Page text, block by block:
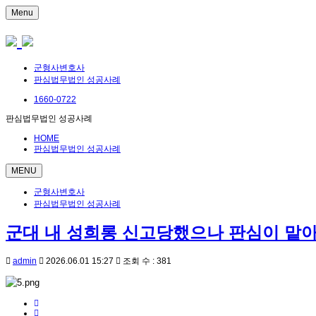
Menu
군형사변호사
판심법무법인 성공사례
1660-0722
판심법무법인 성공사례
HOME
판심법무법인 성공사례
MENU
군형사변호사
판심법무법인 성공사례
군대 내 성희롱 신고당했으나 판심이 맡
admin 2026.06.01 15:27 조회 수 : 381